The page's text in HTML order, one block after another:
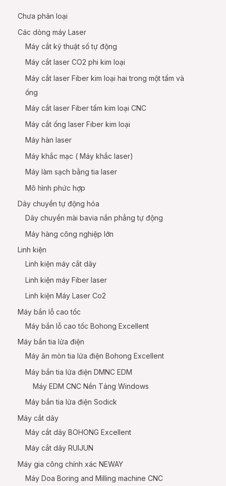
Chưa phân loại
Các dòng máy Laser
Máy cắt kỹ thuật số tự động
Máy cắt laser CO2 phi kim loại
Máy cắt laser Fiber kim loại hai trong một tấm và
ống
Máy cắt laser Fiber tấm kim loại CNC
Máy cắt ống laser Fiber kim loại
Máy hàn laser
Máy khắc mạc ( Máy khắc laser)
Máy làm sạch bằng tia laser
Mô hình phức hợp
Dây chuyền tự động hóa
Dây chuyền mài bavia nắn phẳng tự động
Máy hàng công nghiệp lớn
Linh kiện
Linh kiện máy cắt dây
Linh kiện máy Fiber laser
Linh kiện Máy Laser Co2
Máy bắn lỗ cao tốc
Máy bắn lỗ cao tốc Bohong Excellent
Máy bắn tia lửa điện
Máy ăn mòn tia lửa điện Bohong Excellent
Máy bắn tia lửa điện DMNC EDM
Máy EDM CNC Nền Tảng Windows
Máy bắn tia lửa điện Sodick
Máy cắt dây
Máy cắt dây BOHONG Excellent
Máy cắt dây RUIJUN
Máy gia công chính xác NEWAY
Máy Doa Boring and Milling machine CNC